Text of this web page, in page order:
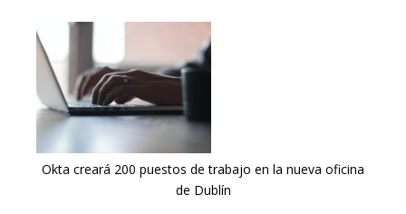
Okta creará 200 puestos de trabajo en la nueva oficina
de Dublín